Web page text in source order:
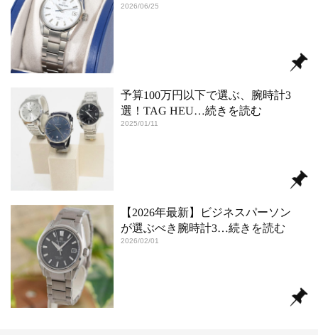
2026/06/25
予算100万円以下で選ぶ、腕時計3
選！TAG HEU…続きを読む
2025/01/11
【2026年最新】ビジネスパーソン
が選ぶべき腕時計3…続きを読む
2026/02/01